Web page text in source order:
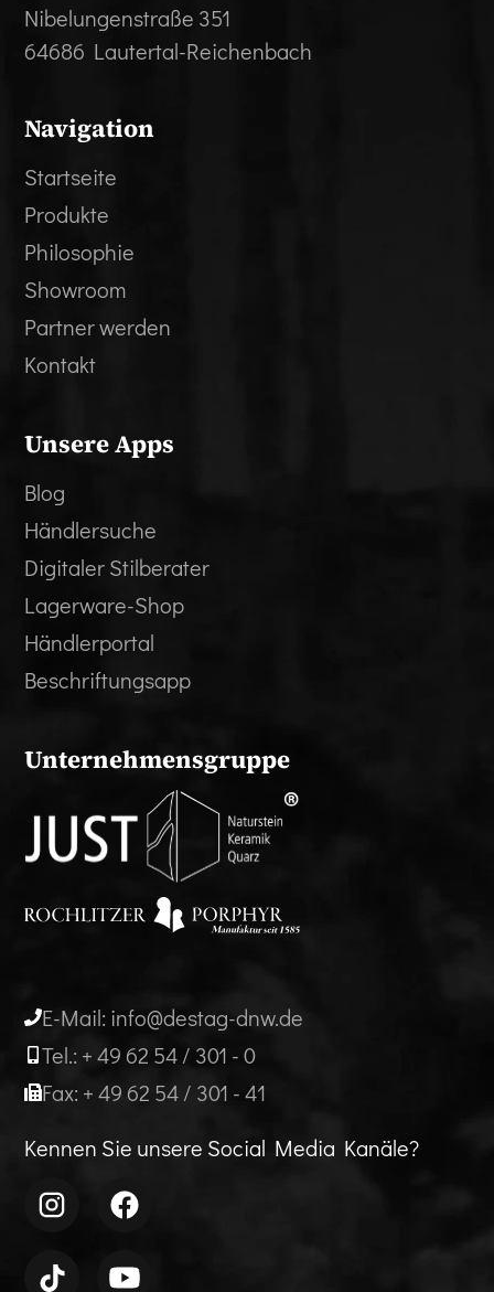
Nibelungenstraße 351
64686 Lautertal-Reichenbach
Navigation
Startseite
Produkte
Philosophie
Showroom
Partner werden
Kontakt
Unsere Apps
Blog
Händlersuche
Digitaler Stilberater
Lagerware-Shop
Händlerportal
Beschriftungsapp
Unternehmensgruppe
E-Mail: info@destag-dnw.de
Tel.: + 49 62 54 / 301 - 0
Fax: + 49 62 54 / 301 - 41
Kennen Sie unsere Social Media Kanäle?